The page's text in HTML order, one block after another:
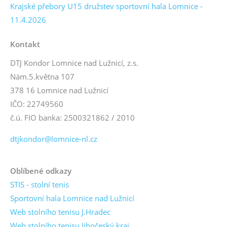
Krajské přebory U15 družstev sportovní hala Lomnice -
11.4.2026
Kontakt
DTJ Kondor Lomnice nad Lužnicí, z.s.
Nám.5.května 107
378 16 Lomnice nad Lužnicí
IČO: 22749560
č.ú. FIO banka: 2500321862 / 2010
dtjkondor@lomnice-nl.cz
Oblíbené odkazy
STIS - stolní tenis
Sportovní hala Lomnice nad Lužnicí
Web stolního tenisu J.Hradec